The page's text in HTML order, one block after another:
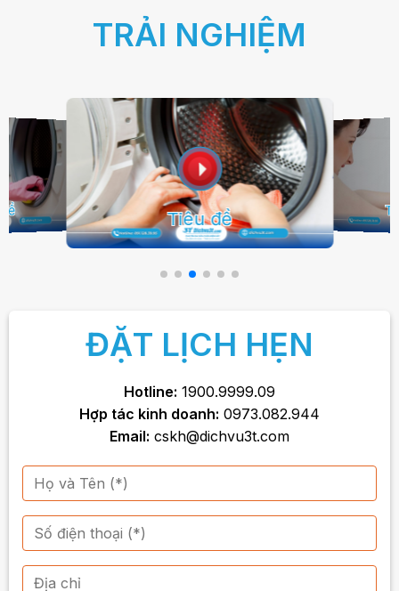
TRẢI NGHIỆM
Tiêu đề
ĐẶT LỊCH HẸN
Hotline: 1900.9999.09
Hợp tác kinh doanh: 0973.082.944
Email: cskh@dichvu3t.com